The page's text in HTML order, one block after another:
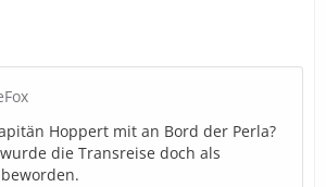
Hoppert mit an Bord der Perla?
die Transreise doch als